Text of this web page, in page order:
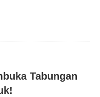
Tabungan